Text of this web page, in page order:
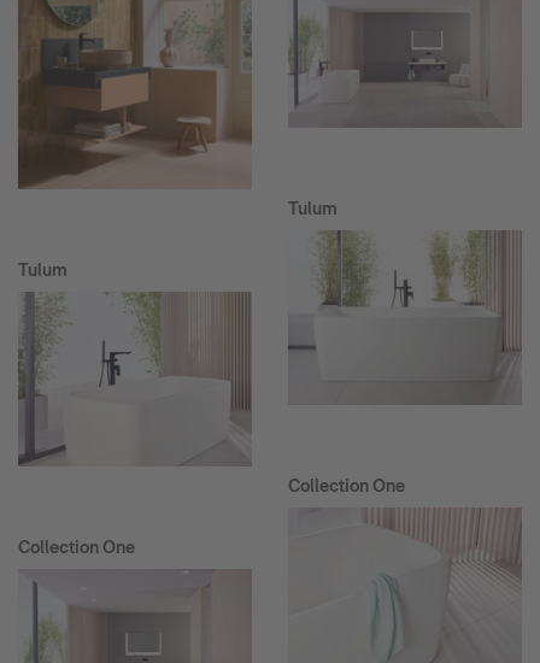
Tulum
Collection One
Tulum
Collection One